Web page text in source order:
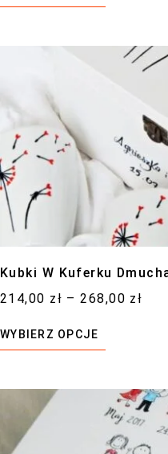
Kubki W Kuferku
214,00 zł –268,00 zł
WYBIERZ OPCJE